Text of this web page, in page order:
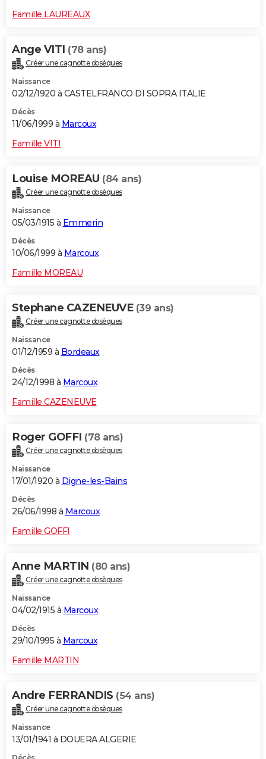
Famille LAUREAUX
Ange VITI (78 ans)
Créer une cagnotte obsèques
Naissance
02/12/1920 à CASTELFRANCO DI SOPRA ITALIE
Décès
11/06/1999 à Marcoux
Famille VITI
Louise MOREAU (84 ans)
Créer une cagnotte obsèques
Naissance
05/03/1915 à Emmerin
Décès
10/06/1999 à Marcoux
Famille MOREAU
Stephane CAZENEUVE (39 ans)
Créer une cagnotte obsèques
Naissance
01/12/1959 à Bordeaux
Décès
24/12/1998 à Marcoux
Famille CAZENEUVE
Roger GOFFI (78 ans)
Créer une cagnotte obsèques
Naissance
17/01/1920 à Digne-les-Bains
Décès
26/06/1998 à Marcoux
Famille GOFFI
Anne MARTIN (80 ans)
Créer une cagnotte obsèques
Naissance
04/02/1915 à Marcoux
Décès
29/10/1995 à Marcoux
Famille MARTIN
Andre FERRANDIS (54 ans)
Créer une cagnotte obsèques
Naissance
13/01/1941 à DOUERA ALGERIE
Décès